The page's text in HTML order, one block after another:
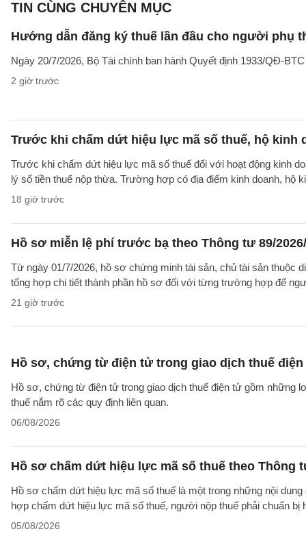
TIN CÙNG CHUYÊN MỤC
Hướng dẫn đăng ký thuế lần đầu cho người phụ
Ngày 20/7/2026, Bộ Tài chính ban hành Quyết định 1933/QĐ-
2 giờ trước
Trước khi chấm dứt hiệu lực mã số thuế, hộ kinh
Trước khi chấm dứt hiệu lực mã số thuế đối với hoạt động kinh
lý số tiền thuế nộp thừa. Trường hợp có địa điểm kinh doanh, hộ
18 giờ trước
Hồ sơ miễn lệ phí trước bạ theo Thông tư 89/
Từ ngày 01/7/2026, hồ sơ chứng minh tài sản, chủ tài sản thuộc
tổng hợp chi tiết thành phần hồ sơ đối với từng trường hợp để
21 giờ trước
Hồ sơ, chứng từ điện tử trong giao dịch thuế điện
Hồ sơ, chứng từ điện tử trong giao dịch thuế điện tử gồm những
thuế nắm rõ các quy định liên quan.
06/08/2026
Hồ sơ chấm dứt hiệu lực mã số thuế theo Thông
Hồ sơ chấm dứt hiệu lực mã số thuế là một trong những nội
hợp chấm dứt hiệu lực mã số thuế, người nộp thuế phải chuẩn bị
05/08/2026